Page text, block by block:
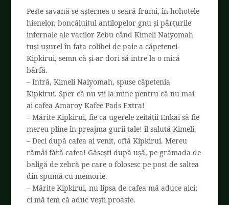
Peste savană se așternea o seară frumi, în hohotele
hienelor, boncăluitul antilopelor gnu și pârțurile
infernale ale vacilor Zebu când Kimeli Naiyomah
tuși ușurel în fața colibei de paie a căpetenei
Kipkirui, semn că și-ar dori să intre la o mică
bârfă.
– Intră, Kimeli Naiyomah, spuse căpetenia
Kipkirui. Sper că nu vii la mine pentru că nu mai
ai cafea Amaroy Kafee Pads Extra!
– Mărite Kipkirui, fie ca ugerele zeității Enkai să fie
mereu pline în preajma gurii tale! îl salută Kimeli.
– Deci după cafea ai venit, oftă Kipkirui. Mereu
rămâi fără cafea! Găsești după ușă, pe grămada de
baligă de zebră pe care o folosesc pe post de saltea
din spumă cu memorie.
– Mărite Kipkirui, nu lipsa de cafea mă aduce aici;
ci mă tem că aduc vești proaste.